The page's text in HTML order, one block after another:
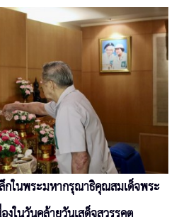
ในพระมหากรุณาธิคุณสมเด็จพระ